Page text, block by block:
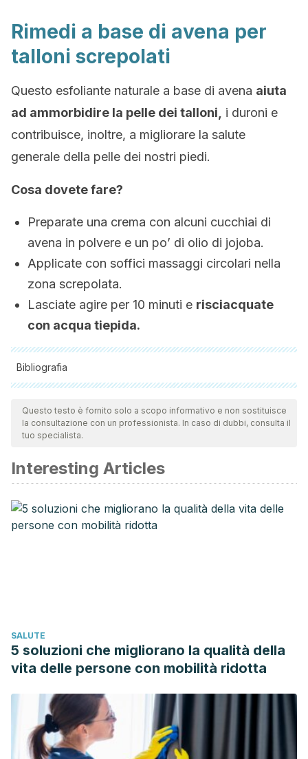
Rimedi a base di avena per
talloni screpolati
Questo esfoliante naturale a base di avena aiuta
ad ammorbidire la pelle dei talloni,
i duroni e
contribuisce, inoltre, a migliorare la salute
generale della pelle dei nostri piedi.
Cosa dovete fare?
Preparate una crema con alcuni cucchiai di
avena in polvere e un po’ di olio di jojoba.
Applicate con soffici massaggi circolari nella
zona screpolata.
Lasciate agire per 10 minuti e risciacquate
con acqua tiepida.
Bibliografia
Tutte le fonti citate sono state esaminate a fondo dal nostro
team per garantirne la qualità, l'affidabilità, l'attualità e la
validità. La bibliografia di questo articolo è stata considerata
American Academy of Dermatology Association. (s. f.).
to treat corns and calluses. Consultado el 04 de febrero de
2024.https://www.aad.org/public/everyday-care/injured-
skin/burns/treat-corns-calluses
are my heels cracked?
https://www.health.harvard.edu/diseases-and-
conditions/why-are-my-heels-cracked
Ilia, G., Simulescu, V., Merghes, P., & Varan, N. (2021). The
health benefits of honey as an energy source with
antioxidant, antibacterial and antiseptic effects
Sports, 36(4), 272.
Questo testo è fornito solo a scopo informativo e non sostituisce
la consultazione con un professionista. In caso di dubbi, consulta il
tuo specialista.
Interesting Articles
SALUTE
5 soluzioni che migliorano la qualità della
vita delle persone con mobilità ridotta